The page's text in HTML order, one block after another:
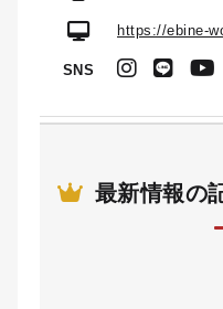
https://ebine-
SNS
最新情報の